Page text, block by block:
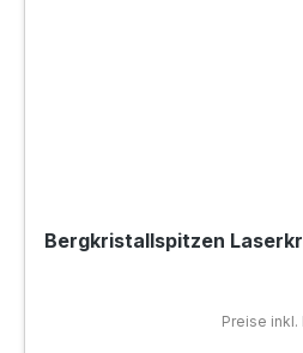
Bergkristallspitzen
Preise